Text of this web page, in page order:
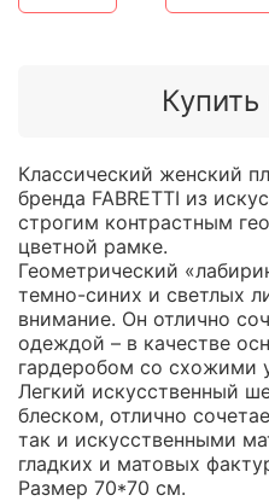
Купить
Классический женский
бренда FABRETTI из
строгим контрастным
цветной рамке.
Геометрический
темно-синих и светлых
внимание. Он отлично
одеждой – в качестве
гардеробом со схожими
Легкий искусственный
блеском, отлично
так и искусственными
гладких и матовых
Размер 70*70 см.